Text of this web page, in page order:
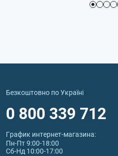
Безкоштовно по Україні
0 800 339 712
График интернет‑магазина:
Пн-Пт 9:00-18:00
Сб-Нд 10:00-17:00